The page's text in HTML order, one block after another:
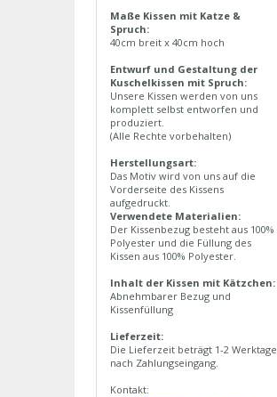
Maße Kissen mit Katze &
Spruch:
40cm breit x 40cm hoch
Entwurf und Gestaltung der
Kuschelkissen mit Spruch:
Unsere Kissen werden von uns
komplett selbst entworfen und
produziert.
(Alle Rechte vorbehalten)
Herstellungsart:
Das Motiv wird von uns auf die
Vorderseite des Kissens
aufgedruckt.
Verwendete Materialien:
Der Kissenbezug besteht aus 100%
Polyester und die Füllung des
Kissen aus 100% Polyester.
Inhalt der Kissen mit Kätzchen:
Abnehmbarer Bezug und
Kissenfüllung
Lieferzeit:
Die Lieferzeit beträgt 1-2 Werktage
nach Zahlungseingang.
Kontakt: